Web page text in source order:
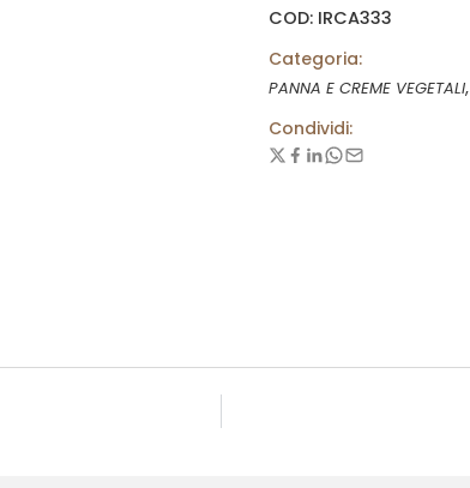
COD: IRCA333
Categoria:
PANNA E CREME VEGETALI,
Condividi: